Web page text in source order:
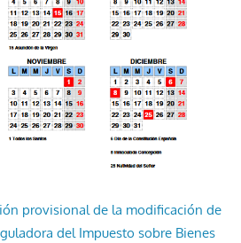
provisional de la modificación de
del Impuesto sobre Bienes